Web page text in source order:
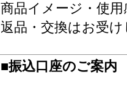
商品イメージ・使
返品・交換はお受
■振込口座のご案内